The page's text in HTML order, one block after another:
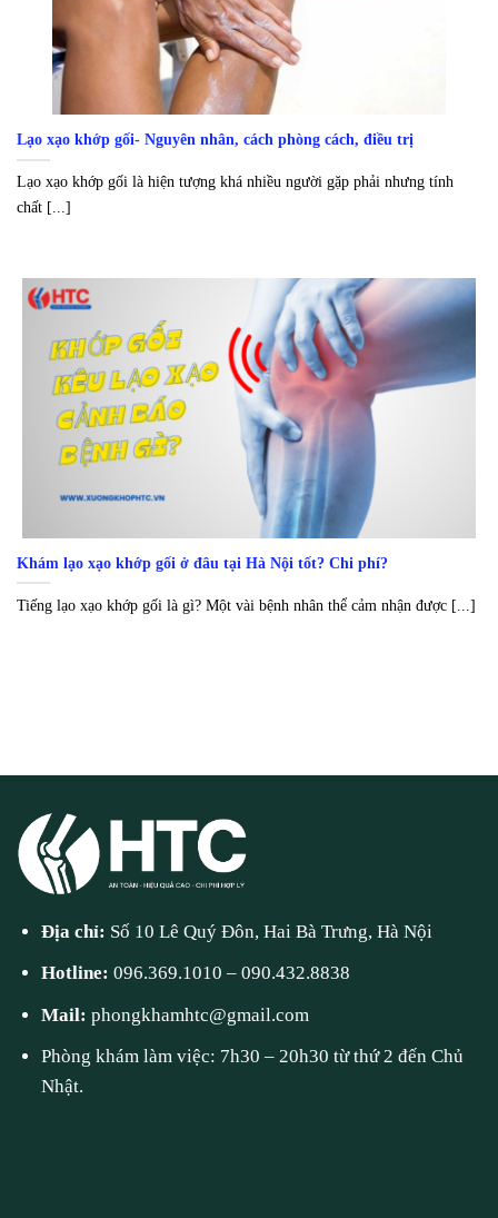
Lạo xạo khớp gối- Nguyên nhân, cách phòng cách, điều trị
Lạo xạo khớp gối là hiện tượng khá nhiều người gặp phải nhưng tính
chất [...]
Khám lạo xạo khớp gối ở đâu tại Hà Nội tốt? Chi phí?
Tiếng lạo xạo khớp gối là gì? Một vài bệnh nhân thể cảm nhận được [...]
Địa chỉ: Số 10 Lê Quý Đôn, Hai Bà Trưng, Hà Nội
Hotline:096.369.1010 –090.432.8838
Mail:phongkhamhtc@gmail.com
Phòng khám làm việc: 7h30 – 20h30 từ thứ 2 đến Chủ
Nhật.